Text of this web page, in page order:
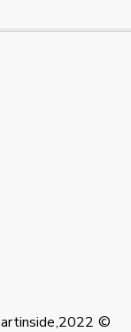
artinside,2022 ©